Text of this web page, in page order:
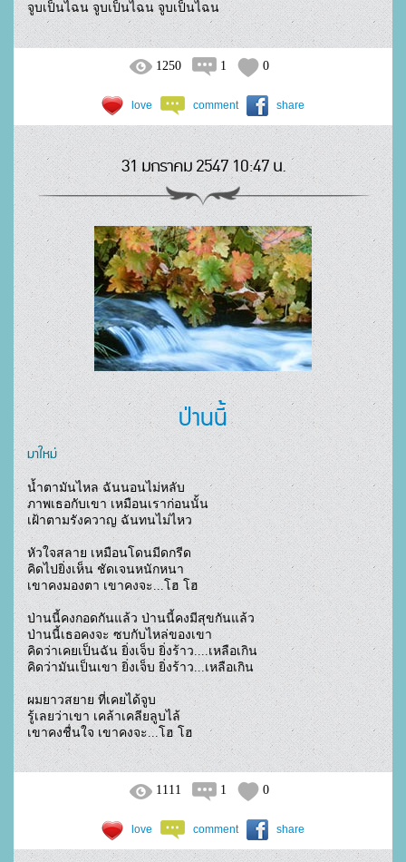
จูบเป็นไฉน จูบเป็นไฉน จูบเป็นไฉน
1250 1 0
love comment share
31 มกราคม 2547 10:47 น.
ป่านนี้
มาใหม่
น้ำตามันไหล ฉันนอนไม่หลับ
ภาพเธอกับเขา เหมือนเราก่อนนั้น
เฝ้าตามรังควาญ ฉันทนไม่ไหว
หัวใจสลาย เหมือนโดนมีดกรีด
คิดไปยิ่งเห็น ชัดเจนหนักหนา
เขาคงมองตา เขาคงจะ...โฮ โฮ
ป่านนี้คงกอดกันแล้ว ป่านนี้คงมีสุขกันแล้ว
ป่านนี้เธอคงจะ ซบกับไหล่ของเขา
คิดว่าเคยเป็นฉัน ยิ่งเจ็บ ยิ่งร้าว....เหลือเกิน
คิดว่ามันเป็นเขา ยิ่งเจ็บ ยิ่งร้าว...เหลือเกิน
ผมยาวสยาย ที่เคยได้จูบ
รู้เลยว่าเขา เคล้าเคลียลูบไล้
เขาคงชื่นใจ เขาคงจะ...โฮ โฮ
1111 1 0
love comment share